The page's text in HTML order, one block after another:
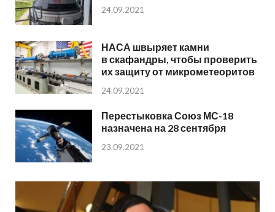
24.09.2021
НАСА швыряет камни
в скафандры, чтобы проверить
их защиту от микрометеоритов
24.09.2021
Перестыковка Союз МС-18
назначена на 28 сентября
23.09.2021